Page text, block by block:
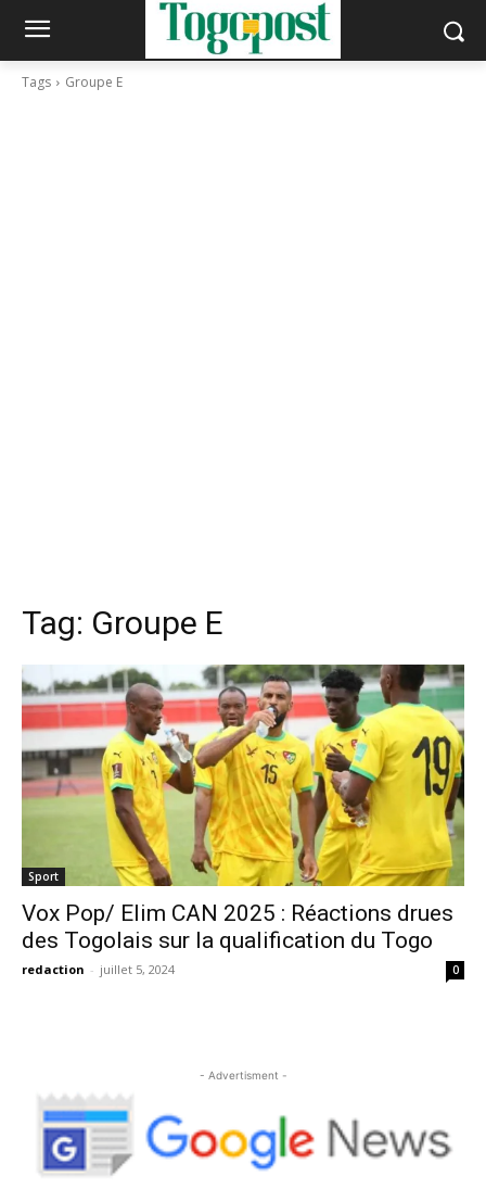
Tags Groupe E
Tag: Groupe E
Sport
Vox Pop/ Elim CAN 2025 : Réactions drues
des Togolais sur la qualification du Togo
redaction - juillet 5, 2024 0
- Advertisment -